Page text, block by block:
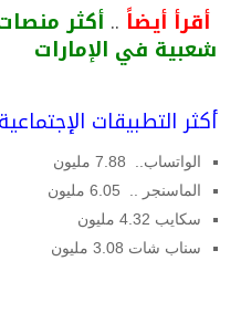
أقرأ أيضاً .. أكثر
شعبية في الإمارات
أكثر التطبيقات
الواتساب.. 7.88 مليون
الماسنجر .. 6.05 مليون
سكايب 4.32 مليون
سناب شات 3.08 مليون